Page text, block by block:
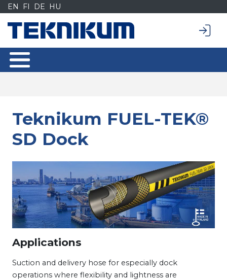
Siirry
sisältöön
EN FI DE HU
Teknikum FUEL-TEK®
SD Dock
Applications
Suction and delivery hose for especially dock
operations where flexibility and lightness are